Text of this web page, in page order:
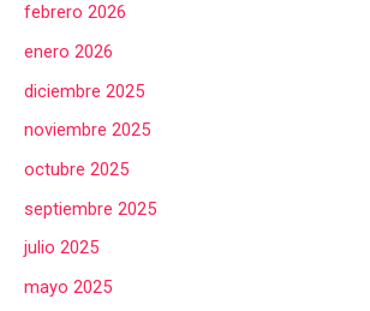
febrero 2026
enero 2026
diciembre 2025
noviembre 2025
octubre 2025
septiembre 2025
julio 2025
mayo 2025